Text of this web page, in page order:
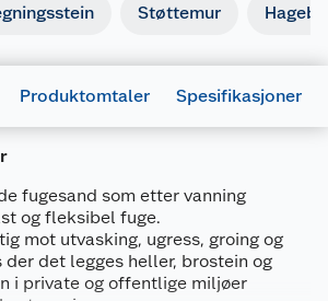
Støttemur
Produktomtaler Spesifikasjoner
fugesand som etter vanning
og fleksibel fuge.
mot utvasking, ugress, groing og
der det legges heller, brostein og
i private og offentlige miljøer
7090040904201
artikkelnummer
420